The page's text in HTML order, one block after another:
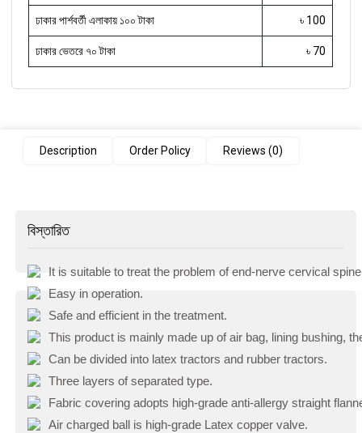
ঢাকার পার্শবর্তী এলাকায় ১০০ টাকা ৳ 100
ঢাকার ভেতরে ৭০ টাকা ৳ 70
Description Order Policy Reviews (0)
বিস্তারিত
It is suitable to treat the problem of end-nerve cervical
Easy in operation.
Safe and efficient in the treatment.
This product is mainly made up of air bag, lining bushing,
Can be divided into latex tractors and rubber tractors.
Three layers of separated type.
Fabric covering adopts high-grade anti-allergy straight
Air charged ball is high-grade Latex copper valve.